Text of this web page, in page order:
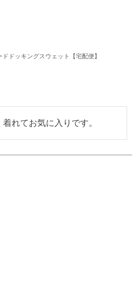
ドッキングスウェット【宅配便】
れてお気に入りです。